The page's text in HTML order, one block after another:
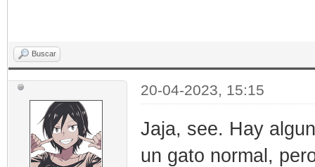
Buscar
20-04-2023, 15:15
Jaja, see. Hay
un gato normal,